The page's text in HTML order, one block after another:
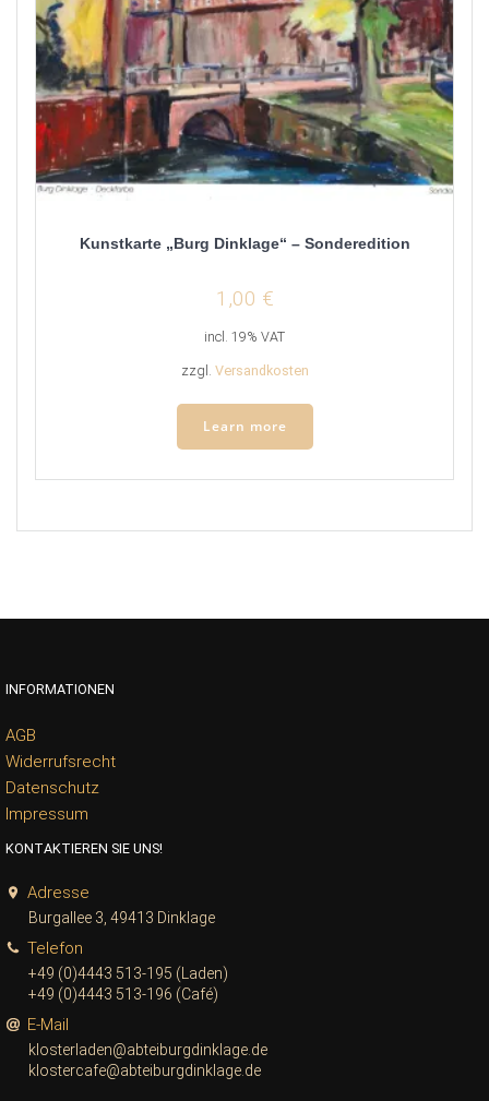
Kunstkarte „Burg Dinklage“ – Sonderedition
1,00 €
incl. 19% VAT
zzgl. Versandkosten
Learn more
INFORMATIONEN
AGB
Widerrufsrecht
Datenschutz
Impressum
KONTAKTIEREN SIE UNS!
Adresse
Burgallee 3, 49413 Dinklage
Telefon
+49 (0)4443 513-195 (Laden)
+49 (0)4443 513-196 (Café)
E-Mail
klosterladen@abteiburgdinklage.de
klostercafe@abteiburgdinklage.de